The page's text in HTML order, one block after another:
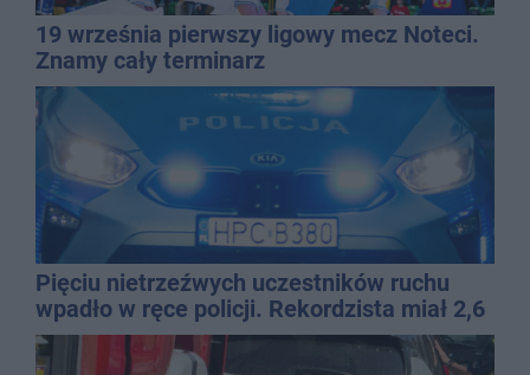
19 września pierwszy ligowy mecz Noteci.
Znamy cały terminarz
Pięciu nietrzeźwych uczestników ruchu
wpadło w ręce policji. Rekordzista miał 2,6
promila